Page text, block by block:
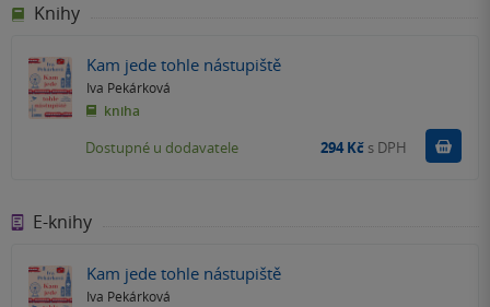
Knihy
Kam jede tohle nástupiště
Iva Pekárková
kniha
Dostupné u dodavatele 294 Kč s DPH
E-knihy
Kam jede tohle nástupiště
Iva Pekárková